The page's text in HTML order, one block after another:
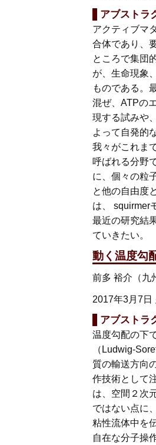
アブストラ
アクティブマ
合体であり、
ところで集団
が、生命現象
ものである。
混ぜ、ATPの
現する試みや
よって自発的
我々がこれま
呼ばれる分野
に、個々の粒
と他の自由度
は、 squirmer
最近の研究結
ていきたい。
動く温度勾
前多 裕介（九
2017年3月7日
アブストラ
温度勾配の下
（Ludwig-
質の輸送方向
作技術として
は、空間２次
ではない点に
粘性流体中を
自在な分子操